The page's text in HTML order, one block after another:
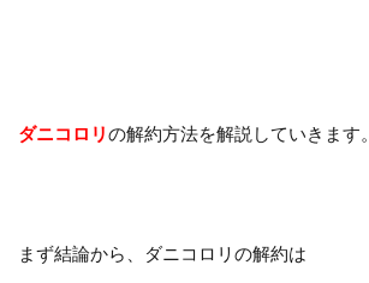
ダニコロリの解約方法を解説していきます。
まず結論から、ダニコロリの解約は